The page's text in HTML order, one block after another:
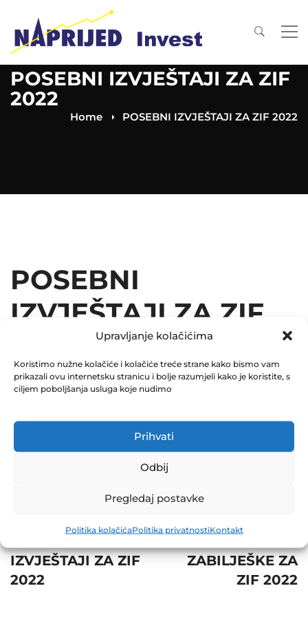
Upravljanje kolačićima
Koristimo nužne kolačiće i kolačiće treće strane kako bismo vam
prikazali ovu internetsku stranicu i bolje razumjeli kako je koristite, s
ciljem poboljšanja usluga koje nudimo
Prihvati
Odbij
Pregledaj postavke
Politika kolačićaPolitika privatnostiKontakt
POSEBNI IZVJEŠTAJI ZA ZIF
2022
Home POSEBNI IZVJEŠTAJI ZA ZIF 2022
POSEBNI
IZVJEŠTAJI ZA ZIF
September 12, 2022
0 Comments
Share
navigation
IZVJEŠTAJI ZA ZIF
2022
ZABILJEŠKE ZA
ZIF 2022